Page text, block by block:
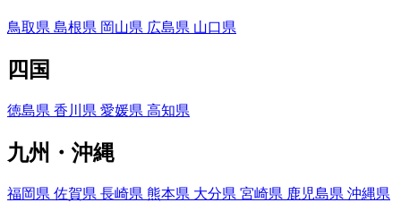
鳥取県 島根県 岡山県 広島県 山口県
四国
徳島県 香川県 愛媛県 高知県
九州・沖縄
福岡県 佐賀県 長崎県 熊本県 大分県 宮崎県 鹿児島県 沖縄県